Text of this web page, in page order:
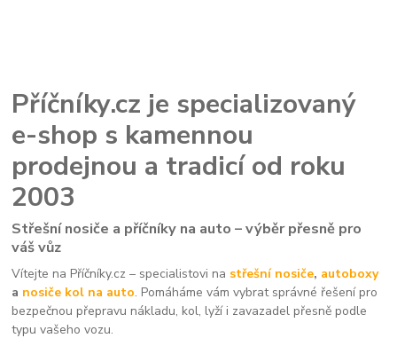
Příčníky.cz je specializovaný
e-shop s kamennou
prodejnou a tradicí od roku
2003
Střešní nosiče a příčníky na auto – výběr přesně pro
váš vůz
Vítejte na Příčníky.cz – specialistovi na střešní nosiče, autoboxy
a nosiče kol na auto. Pomáháme vám vybrat správné řešení pro
bezpečnou přepravu nákladu, kol, lyží i zavazadel přesně podle
typu vašeho vozu.